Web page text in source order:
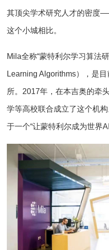
其顶尖学术研究人才的密度
这个小城相比。
Mila全称“蒙特利尔学习算法
Learning Algorithms），是
所。2017年，在本吉奥的牵
学等高校联合成立了这个机
于一个“让蒙特利尔成为世界